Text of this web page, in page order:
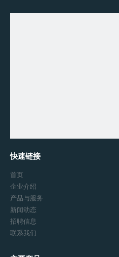
快速链接
首页
企业介绍
产品与服务
新闻动态
招聘信息
联系我们